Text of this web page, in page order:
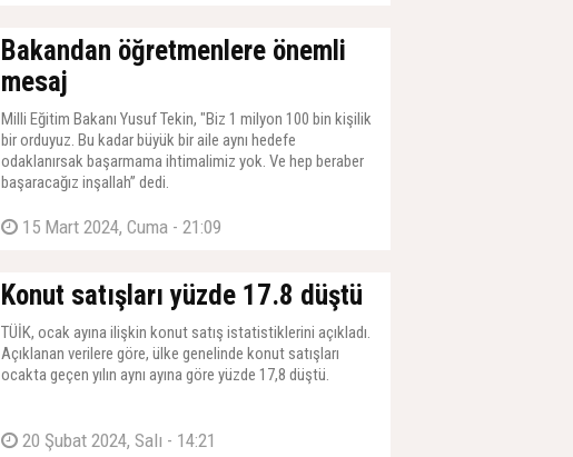
Bakandan öğretmenlere önemli
mesaj
Milli Eğitim Bakanı Yusuf Tekin, "Biz 1 milyon 100 bin kişilik
bir orduyuz. Bu kadar büyük bir aile aynı hedefe
odaklanırsak başarmama ihtimalimiz yok. Ve hep beraber
başaracağız inşallah’’ dedi.
15 Mart 2024, Cuma - 21:09
Konut satışları yüzde 17.8 düştü
TÜİK, ocak ayına ilişkin konut satış istatistiklerini açıkladı.
Açıklanan verilere göre, ülke genelinde konut satışları
ocakta geçen yılın aynı ayına göre yüzde 17,8 düştü.
20 Şubat 2024, Salı - 14:21